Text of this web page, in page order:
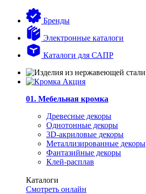
Бренды
Электронные каталоги
Каталоги для САПР
01. Мебельная кромка
Древесные декоры
Однотонные декоры
3D-акриловые декоры
Металлизированные декоры
Фантазийные декоры
Клей-расплав
Каталоги
Смотреть онлайн